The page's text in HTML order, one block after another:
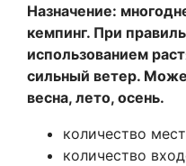
Назначение:
кемпинг. При
использованием
сильный ветер.
весна, лето, осень.
количество
количество